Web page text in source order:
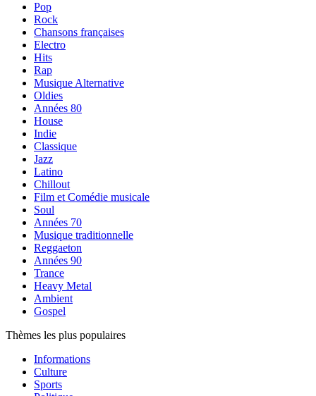
Pop
Rock
Chansons françaises
Electro
Hits
Rap
Musique Alternative
Oldies
Années 80
House
Indie
Classique
Jazz
Latino
Chillout
Film et Comédie musicale
Soul
Années 70
Musique traditionnelle
Reggaeton
Années 90
Trance
Heavy Metal
Ambient
Gospel
Thèmes les plus populaires
Informations
Culture
Sports